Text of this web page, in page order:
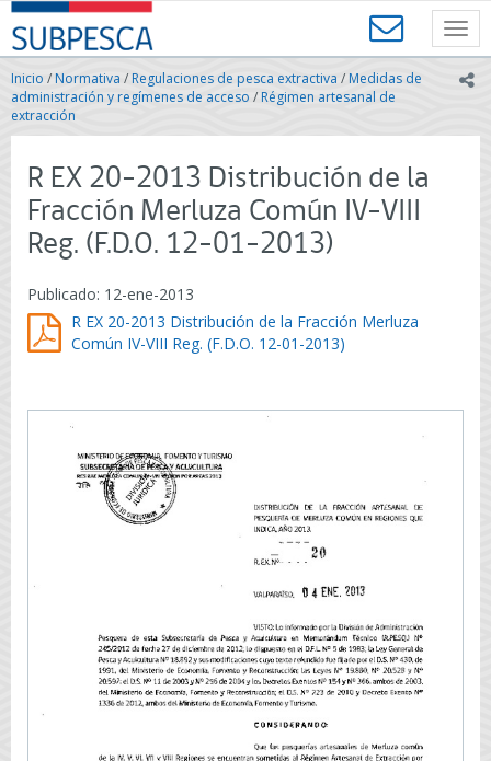
Contenido
principal
SUBPESCA
-
Subsecretaría
de
Pesca
y
Gobierno
de
Chile
Inicio /Normativa / Regulaciones de pesca extractiva / Medidas de
administración y regímenes de acceso / Régimen artesanal de
extracción
R EX 20-2013 Distribución de la
Fracción Merluza Común IV-VIII
Reg. (F.D.O. 12-01-2013)
Publicado: 12-ene-2013
R EX 20-2013 Distribución de la Fracción Merluza
Común IV-VIII Reg. (F.D.O. 12-01-2013)